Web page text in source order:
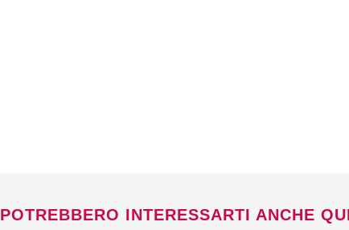
POTREBBERO INTERESSARTI ANCHE